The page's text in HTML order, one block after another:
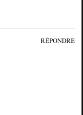
RÉPONDRE